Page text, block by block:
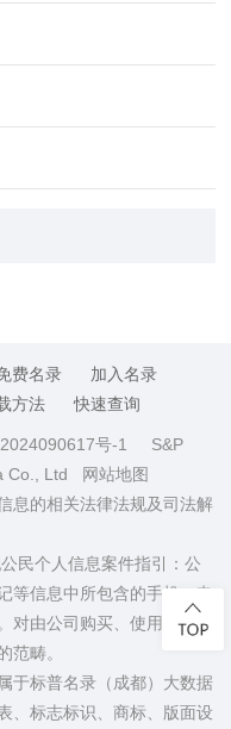
费名录
加入名录
方法 快速查询
号-1
S&P
Co., Ltd
网站地图
息的相关法律法规及司法解
民个人信息案件指引：公
等信息中所包含的手机、电
对由公司购买、使用的手
范畴。
于标普名录（成都）大数据
、标志标识、商标、版面设